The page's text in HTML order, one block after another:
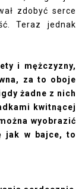
zdobyć serce
Teraz jednak
i mężczyzny,
za to oboje
żadne z nich
kwitnącej
wyobrazić
jak w bajce, to